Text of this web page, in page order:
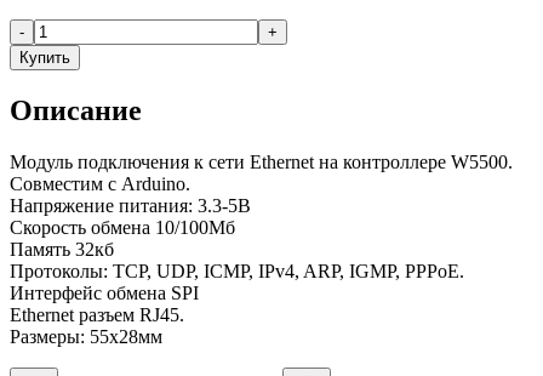
-
+
Купить
Описание
Модуль подключения к сети Ethernet на контроллере W5500.
Совместим с Arduino.
Напряжение питания: 3.3-5В
Скорость обмена 10/100Мб
Память 32кб
Протоколы: TCP, UDP, ICMP, IPv4, ARP, IGMP, PPPoE.
Интерфейс обмена SPI
Ethernet разъем RJ45.
Размеры: 55х28мм